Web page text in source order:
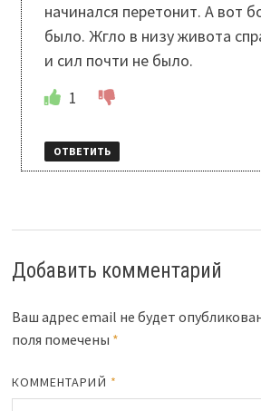
начинался перетонит. А вот
было. Жгло в низу живота
и сил почти не было.
1
ОТВЕТИТЬ
Добавить комментарий
Ваш адрес email не будет
поля помечены *
КОММЕНТАРИЙ *